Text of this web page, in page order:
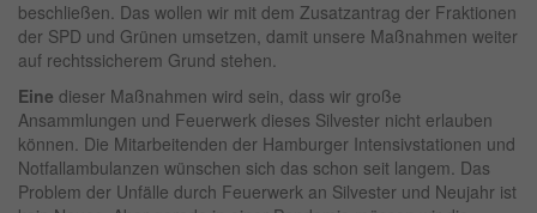
beschließen. Das wollen wir mit dem Zusatzantrag der Fraktionen
der SPD und Grünen umsetzen, damit unsere Maßnahmen weiter
auf rechtssicherem Grund stehen.
Eine dieser Maßnahmen wird sein, dass wir große
Ansammlungen und Feuerwerk dieses Silvester nicht erlauben
können. Die Mitarbeitenden der Hamburger Intensivstationen und
Notfallambulanzen wünschen sich das schon seit langem. Das
Problem der Unfälle durch Feuerwerk an Silvester und Neujahr ist